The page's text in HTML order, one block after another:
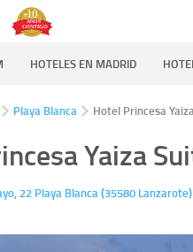
HOTELES EN MADRID
Playa Blanca Hotel Princesa
Yaiza
22 Playa Blanca(35580 Lanzarote)